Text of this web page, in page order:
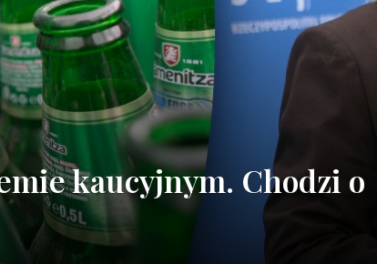
kaucyjnym. Chodzi o